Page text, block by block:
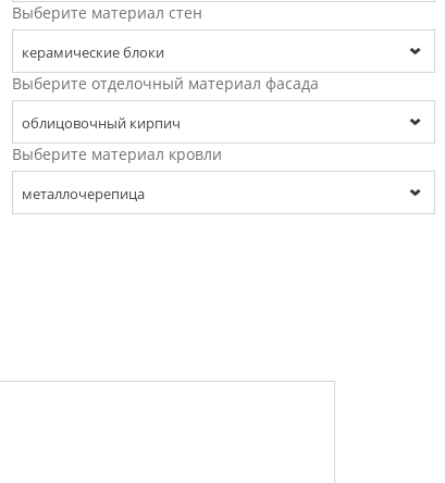
Выберите материал стен
керамические блоки
Выберите отделочный материал фасада
облицовочный кирпич
Выберите материал кровли
металлочерепица